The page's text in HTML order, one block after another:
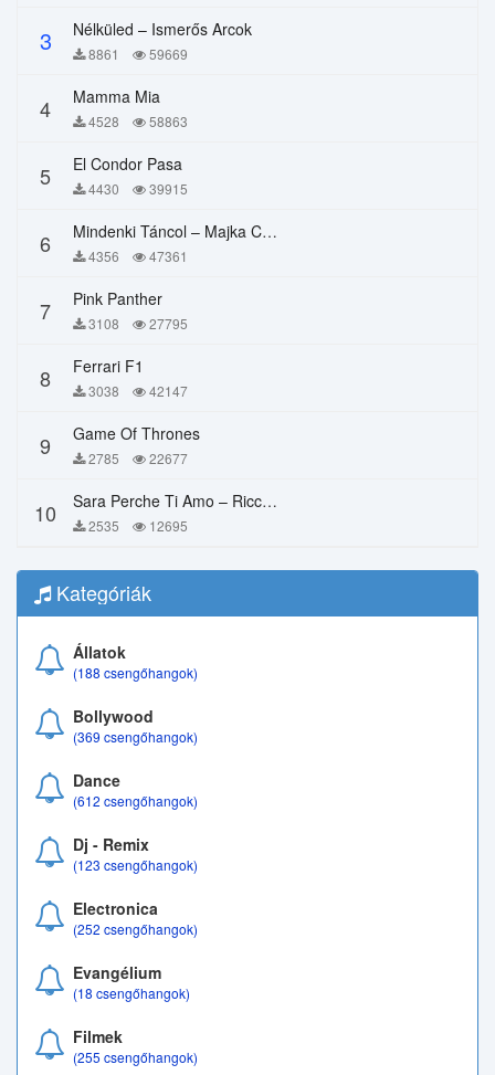
3 Nélküled – Ismerős Arcok
8861 59669
4 Mamma Mia
4528 58863
5 El Condor Pasa
4430 39915
6 Mindenki Táncol – Majka Curtis, Péter Majoros
4356 47361
7 Pink Panther
3108 27795
8 Ferrari F1
3038 42147
9 Game Of Thrones
2785 22677
10 Sara Perche Ti Amo – Ricchi E Poveri
2535 12695
Kategóriák
Állatok
(188 csengőhangok)
Bollywood
(369 csengőhangok)
Dance
(612 csengőhangok)
Dj - Remix
(123 csengőhangok)
Electronica
(252 csengőhangok)
Evangélium
(18 csengőhangok)
Filmek
(255 csengőhangok)